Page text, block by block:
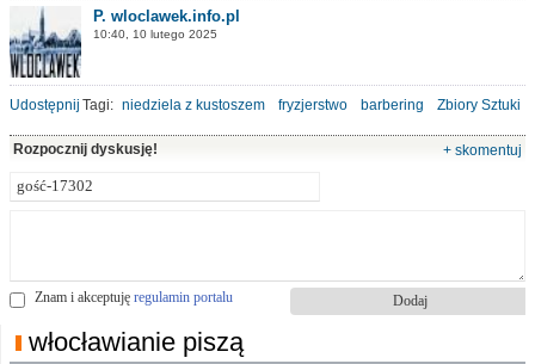
P. wloclawek.info.pl
10:40, 10 lutego 2025
Udostępnij Tagi: niedziela z kustoszem fryzjerstwo barbering Zbiory Sztuki
Rozpocznij dyskusję! + skomentuj
Znam i akceptuję regulamin portalu
włocławianie piszą